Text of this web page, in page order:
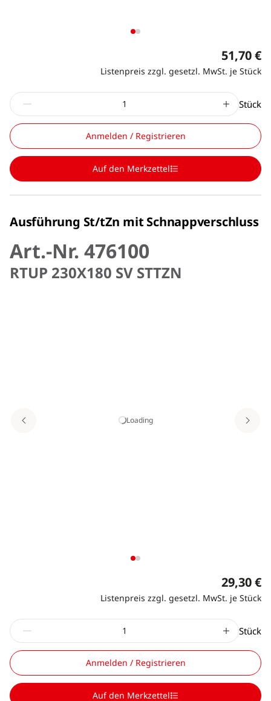
51,70 €
Listenpreis zzgl. gesetzl. MwSt. je Stück
Stück
Anmelden / Registrieren
Auf den Merkzettel
Ausführung St/tZn mit Schnappverschluss
Art.-Nr. 476100
RTUP 230X180 SV STTZN
Loading
29,30 €
Listenpreis zzgl. gesetzl. MwSt. je Stück
Stück
Anmelden / Registrieren
Auf den Merkzettel